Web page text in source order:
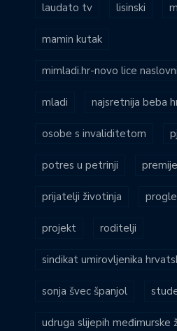
laudato tv lisinski
mamin kutak
mimladi.hr-novo lice
mladi najsretnija beba
osobe s invaliditetom
potres u petrinji
prijatelji životinja
projekt roditelji
sindikat umirovljenika
sonja švec španjol
udruga slijepih međimurske